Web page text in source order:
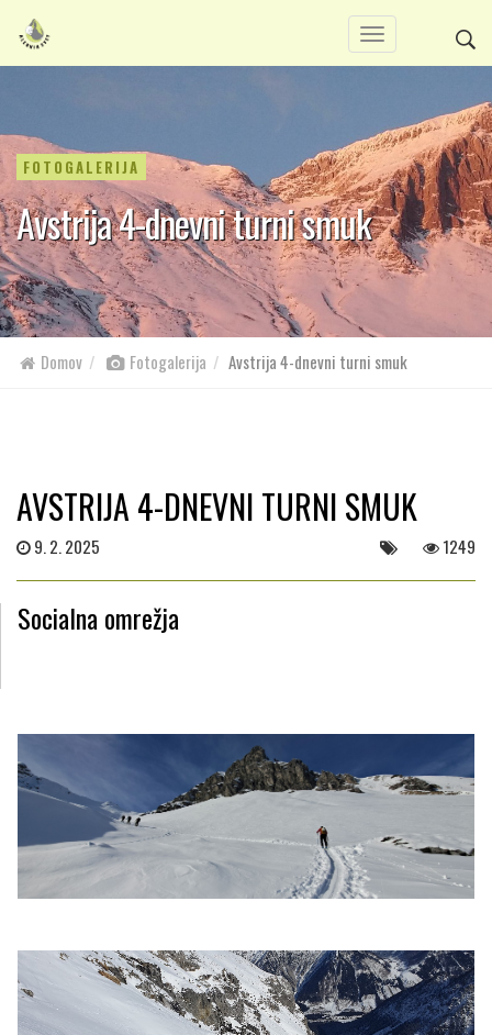
FOTOGALERIJA
Avstrija 4-dnevni turni smuk
Domov Fotogalerija Avstrija 4-dnevni turni smuk
AVSTRIJA 4-DNEVNI TURNI SMUK
9. 2. 2025 1249
Socialna omrežja